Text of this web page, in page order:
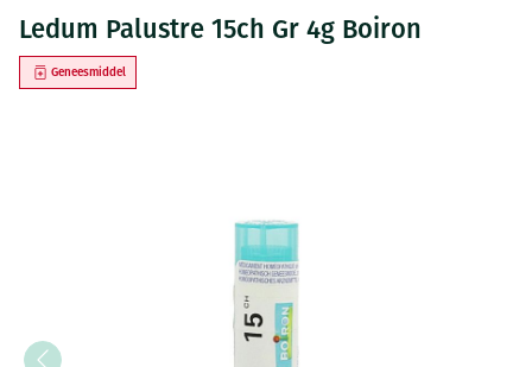
Ledum Palustre 15ch Gr 4g Boiron
Geneesmiddel